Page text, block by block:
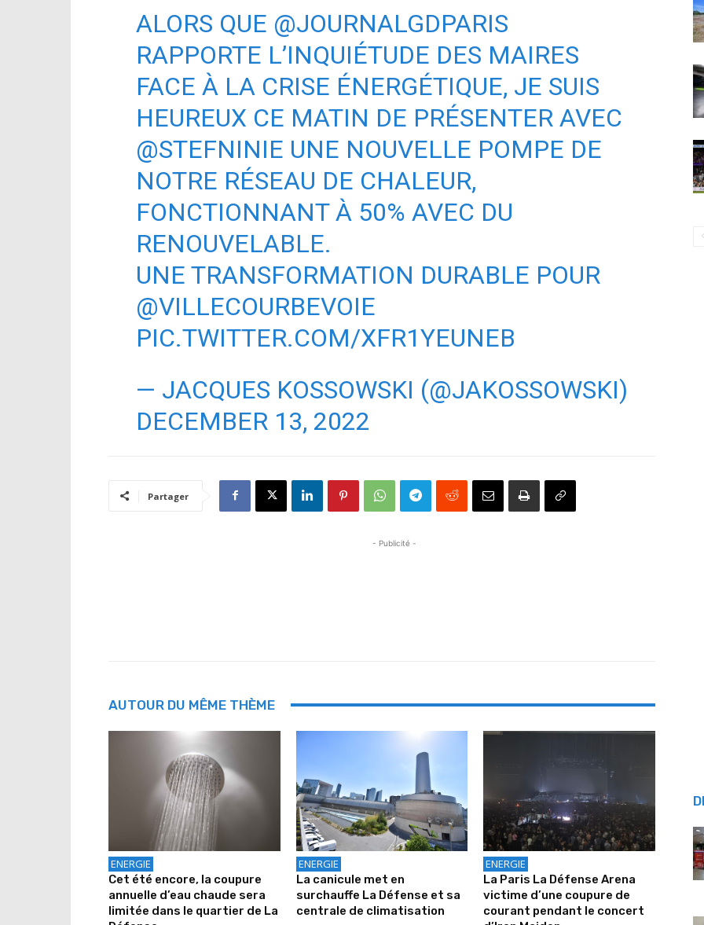
ALORS QUE @JOURNALGDPARIS
RAPPORTE L’INQUIÉTUDE DES MAIRES
FACE À LA CRISE ÉNERGÉTIQUE, JE SUIS
HEUREUX CE MATIN DE PRÉSENTER AVEC
@STEFNINIE UNE NOUVELLE POMPE DE
NOTRE RÉSEAU DE CHALEUR,
FONCTIONNANT À 50% AVEC DU
RENOUVELABLE.
UNE TRANSFORMATION DURABLE POUR
@VILLECOURBEVOIE
PIC.TWITTER.COM/XFR1YEUNEB
— JACQUES KOSSOWSKI (@JAKOSSOWSKI)
DECEMBER 13, 2022
Partager
- Publicité -
AUTOUR DU MÊME THÈME
ENERGIE
Cet été encore, la coupure
annuelle d’eau chaude sera
limitée dans le quartier de La
ENERGIE
La canicule met en
surchauffe La Défense et sa
centrale de climatisation
ENERGIE
La Paris La Défense Arena
victime d’une coupure de
courant pendant le concert